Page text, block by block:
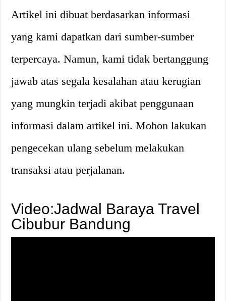
Artikel ini dibuat berdasarkan informasi
yang kami dapatkan dari sumber-sumber
terpercaya. Namun, kami tidak bertanggung
jawab atas segala kesalahan atau kerugian
yang mungkin terjadi akibat penggunaan
informasi dalam artikel ini. Mohon lakukan
pengecekan ulang sebelum melakukan
transaksi atau perjalanan.
Video:Jadwal Baraya Travel
Cibubur Bandung